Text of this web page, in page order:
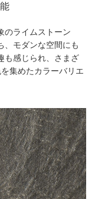
のライムストーン
、モダンな空間にも
も感じられ、さまざ
集めたカラーバリエ